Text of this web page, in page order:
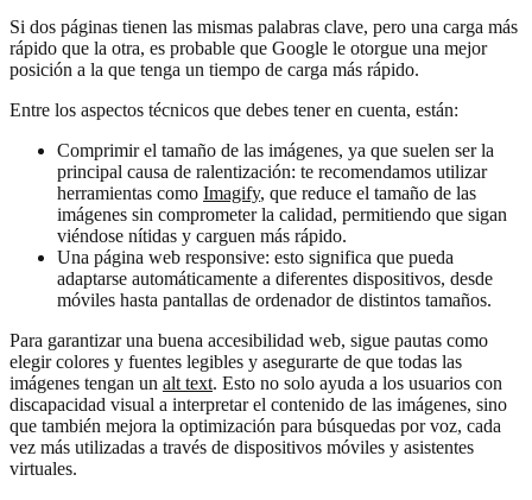
Si dos páginas tienen las mismas palabras clave, pero una carga más
rápido que la otra, es probable que Google le otorgue una mejor
posición a la que tenga un tiempo de carga más rápido.
Entre los aspectos técnicos que debes tener en cuenta, están:
Comprimir el tamaño de las imágenes, ya que suelen ser la
principal causa de ralentización: te recomendamos utilizar
herramientas como Imagify, que reduce el tamaño de las
imágenes sin comprometer la calidad, permitiendo que sigan
viéndose nítidas y carguen más rápido.
Una página web responsive: esto significa que pueda
adaptarse automáticamente a diferentes dispositivos, desde
móviles hasta pantallas de ordenador de distintos tamaños.
Para garantizar una buena accesibilidad web, sigue pautas como
elegir colores y fuentes legibles y asegurarte de que todas las
imágenes tengan un alt text. Esto no solo ayuda a los usuarios con
discapacidad visual a interpretar el contenido de las imágenes, sino
que también mejora la optimización para búsquedas por voz, cada
vez más utilizadas a través de dispositivos móviles y asistentes
virtuales.